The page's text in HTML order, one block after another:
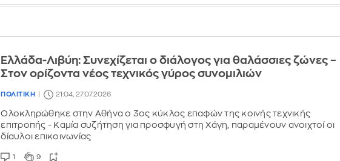
Ελλάδα-Λιβύη: Συνεχίζεται ο διάλογος για θαλάσσιες ζώνες –
Στον ορίζοντα νέος τεχνικός γύρος συνομιλιών
ΠΟΛΙΤΙΚΗ 21:04, 27.07.2026
Ολοκληρώθηκε στην Αθήνα ο 3ος κύκλος επαφών της κοινής τεχνικής
επιτροπής - Καμία συζήτηση για προσφυγή στη Χάγη, παραμένουν ανοιχτοί οι
δίαυλοι επικοινωνίας
1 9